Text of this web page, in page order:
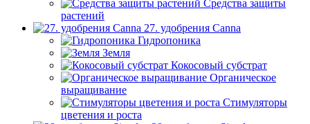
Средства защиты
растений
27. удобрения Canna
Гидропоника
Земля
Кокосовый субстрат
Органическое
выращивание
Стимуляторы
цветения и роста